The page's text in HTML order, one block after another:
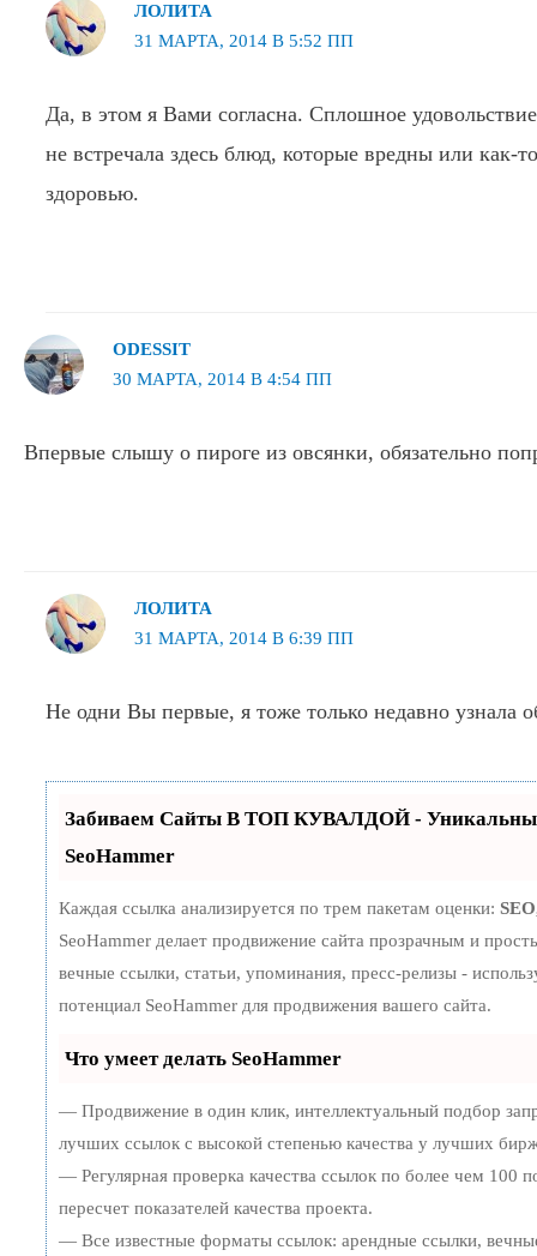
ЛОЛИТА
31 МАРТА, 2014 В 5:52 ПП
Да, в этом я Вами согласна. Сплошное
не встречала здесь блюд, которые вредны или как-
здоровью.
ODESSIT
30 МАРТА, 2014 В 4:54 ПП
Впервые слышу о пироге из овсянки, обязательно
ЛОЛИТА
31 МАРТА, 2014 В 6:39 ПП
Не одни Вы первые, я тоже только недавно узнала
Забиваем Сайты В ТОП КУВАЛДОЙ -
SeoHammer
Каждая ссылка анализируется по трем пакетам оценки:
SeoHammer делает продвижение сайта прозрачным и
вечные ссылки, статьи, упоминания, пресс-релизы -
потенциал SeoHammer для продвижения вашего сайта.
Что умеет делать SeoHammer
— Продвижение в один клик, интеллектуальный подбор
лучших ссылок с высокой степенью качества у лучших
— Регулярная проверка качества ссылок по более чем 100
пересчет показателей качества проекта.
— Все известные форматы ссылок: арендные ссылки,